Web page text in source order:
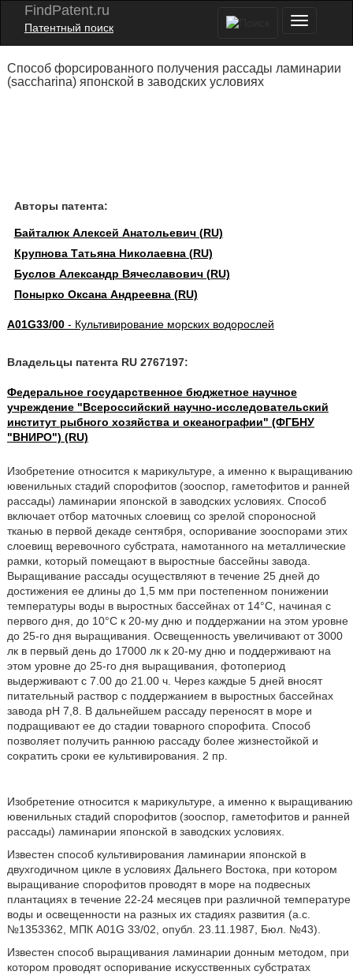
FindPatent.ru
Патентный поиск
Способ форсированного получения рассады ламинарии
(saccharina) японской в заводских условиях
Авторы патента:
Байталюк Алексей Анатольевич (RU)
Крупнова Татьяна Николаевна (RU)
Буслов Александр Вячеславович (RU)
Понырко Оксана Андреевна (RU)
A01G33/00- Культивирование морских водорослей
Владельцы патента RU 2767197:
Федеральное государственное бюджетное научное
учреждение "Всероссийский научно-исследовательский
институт рыбного хозяйства и океанографии" (ФГБНУ
"ВНИРО") (RU)
Изобретение относится к марикультуре, а именно к выращиванию
ювенильных стадий спорофитов (зооспор, гаметофитов и ранней
рассады) ламинарии японской в заводских условиях. Способ
включает отбор маточных слоевищ со зрелой спороносной
тканью в первой декаде сентября, оспоривание зооспорами этих
слоевищ веревочного субстрата, намотанного на металлические
рамки, который помещают в выростные бассейны завода.
Выращивание рассады осуществляют в течение 25 дней до
достижения ее длины до 1,5 мм при постепенном понижении
температуры воды в выростных бассейнах от 14°С, начиная с
первого дня, до 10°С к 20-му дню и поддержании на этом уровне
до 25-го дня выращивания. Освещенность увеличивают от 3000
лк в первый день до 17000 лк к 20-му дню и поддерживают на
этом уровне до 25-го дня выращивания, фотопериод
выдерживают с 7.00 до 21.00 ч. Через каждые 5 дней вносят
питательный раствор с поддержанием в выростных бассейнах
завода рН 7,8. В дальнейшем рассаду переносят в море и
подращивают ее до стадии товарного спорофита. Способ
позволяет получить раннюю рассаду более жизнестойкой и
сократить сроки ее культивирования. 2 пр.
Изобретение относится к марикультуре, а именно к выращиванию
ювенильных стадий спорофитов (зооспор, гаметофитов и ранней
рассады) ламинарии японской в заводских условиях.
Известен способ культивирования ламинарии японской в
двухгодичном цикле в условиях Дальнего Востока, при котором
выращивание спорофитов проводят в море на подвесных
плантациях в течение 22-24 месяцев при различной температуре
воды и освещенности на разных их стадиях развития (а.с.
№1353362, МПК A01G 33/02, опубл. 23.11.1987, Бюл. №43).
Известен способ выращивания ламинарии донным методом, при
котором проводят оспоривание искусственных субстратах